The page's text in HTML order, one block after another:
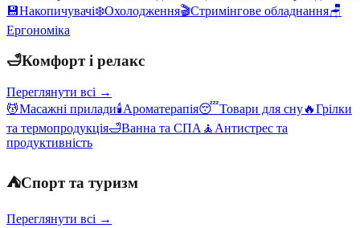
💾Накопичувачі❄️Охолодження🎬Стримінгове обладнання🪑
Ергономіка
🛁Комфорт і релакс
Переглянути всі →
💆Масажні прилади🕯️Ароматерапія😴Товари для сну🔥Грілки
та термопродукція🛁Ванна та СПА 🧘 Антистрес та
продуктивність
⛺Спорт та туризм
Переглянути всі →